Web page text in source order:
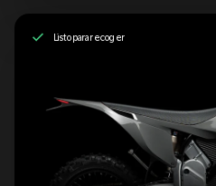
Listo para recoger